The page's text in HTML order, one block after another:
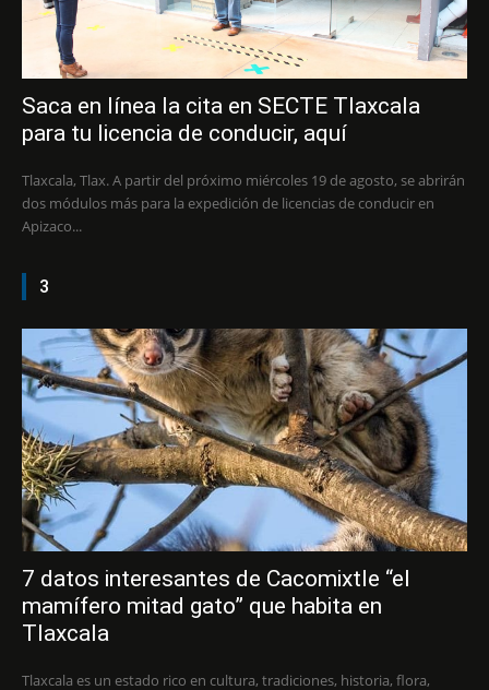
Saca en línea la cita en SECTE Tlaxcala
para tu licencia de conducir, aquí
Tlaxcala, Tlax. A partir del próximo miércoles 19 de agosto, se abrirán
dos módulos más para la expedición de licencias de conducir en
Apizaco...
3
7 datos interesantes de Cacomixtle “el
mamífero mitad gato” que habita en
Tlaxcala
Tlaxcala es un estado rico en cultura, tradiciones, historia, flora,